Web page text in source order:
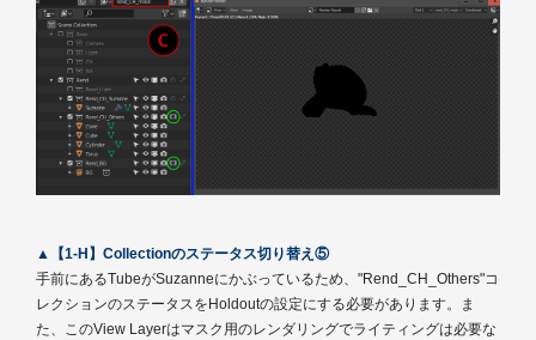
▲【1-H】Collectionのステータス切り替え⑤
手前にあるTubeがSuzanneにかぶっているため、"Rend_CH_Others"コ
レクションのステータスをHoldoutの設定にする必要があります。ま
た、このView Layerはマスク用のレンダリングでライティングは必要な